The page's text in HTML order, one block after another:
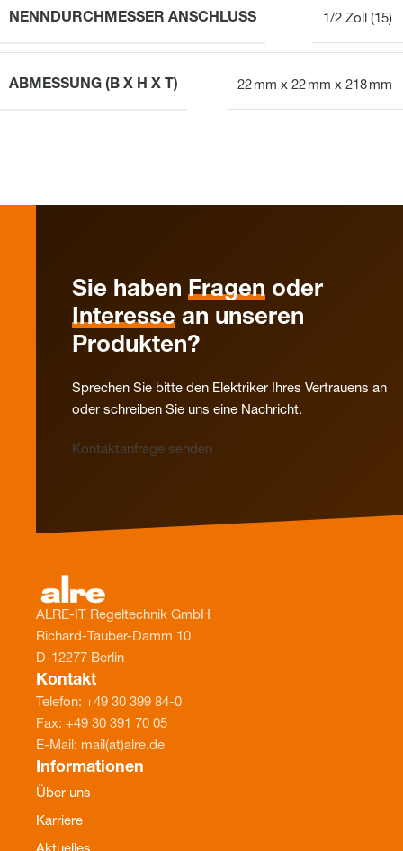
NENNDURCHMESSER ANSCHLUSS 1/2 Zoll (15)
ABMESSUNG (B X H X T) 22 mm x 22 mm x 218 mm
Sie haben Fragen oder
Interesse an unseren
Produkten?
Sprechen Sie bitte den Elektriker Ihres Vertrauens an
oder schreiben Sie uns eine Nachricht.
Kontaktanfrage senden
ALRE-IT Regeltechnik GmbH
Richard-Tauber-Damm 10
D-12277 Berlin
Kontakt
Telefon: +49 30 399 84-0
Fax: +49 30 391 70 05
E-Mail: mail(at)alre.de
Informationen
Über uns
Karriere